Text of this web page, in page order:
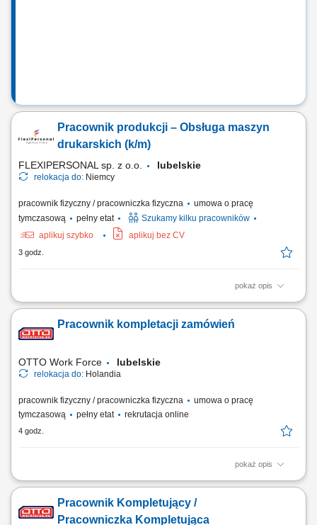
Pracownik produkcji – Obsługa maszyn
drukarskich (k/m)
FLEXIPERSONAL sp. z o.o. lubelskie
relokacja do: Niemcy
pracownik fizyczny / pracowniczka fizyczna
umowa o pracę
tymczasową
pełny etat
Szukamy kilku pracowników
aplikuj szybko
aplikuj bez CV
3 godz.
pokaż opis
Zakres obowiązków Obsługa i ustawianie maszyn drukarskich;
jakości wykonywanych wydruków oraz bieżące usuwanie niezgodności
jakościowych; Nadzór nad prawidłowym przebiegiem procesu
Pracownik kompletacji zamówień
OTTO Work Force lubelskie
relokacja do: Holandia
pracownik fizyczny / pracowniczka fizyczna
umowa o pracę
tymczasową
pełny etat rekrutacja online
4 godz.
pokaż opis
Twoje codzienne zadania Przygotowujesz zamówienia hurtowe dla
skanera ręcznego lub systemu voice pickingu; Podnosić i przenosić
paczki o różnej wadze; Zabezpieczać palety i przygotowywać je do
Pracownik Kompletujący /
Pracowniczka Kompletująca